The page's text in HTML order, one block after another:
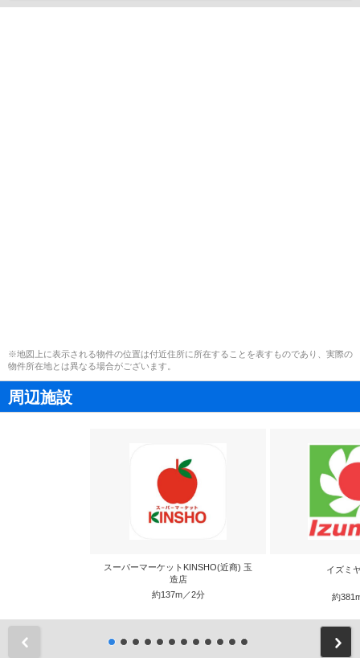
※地図上に表示される物件の位置は付近住所に所在することを表すものであり、実際の
物件所在地とは異なる場合がございます。
周辺施設
スーパーマーケットKINSHO(近商) 玉
造店
約137m／2分
イズミ
約